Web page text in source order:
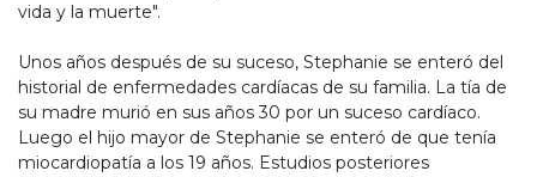
vida y la muerte".
Unos años después de su suceso, Stephanie se enteró del
historial de enfermedades cardíacas de su familia. La tía de
su madre murió en sus años 30 por un suceso cardíaco.
Luego el hijo mayor de Stephanie se enteró de que tenía
miocardiopatía a los 19 años. Estudios posteriores